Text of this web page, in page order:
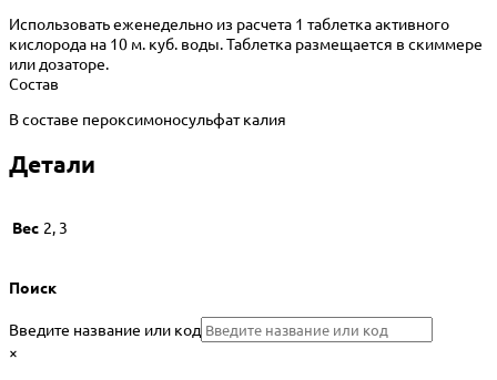
Использовать еженедельно из расчета 1 таблетка активного
кислорода на 10 м. куб. воды. Таблетка размещается в скиммере
или дозаторе.
Состав
В составе пероксимоносульфат калия
Детали
Вес 2, 3
Поиск
Введите название или код
×